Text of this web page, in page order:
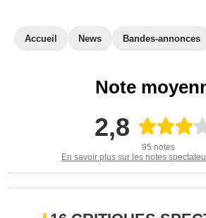
Accueil News Bandes-annonces
Note
2,8
95 notes
En savoir plus sur les notes